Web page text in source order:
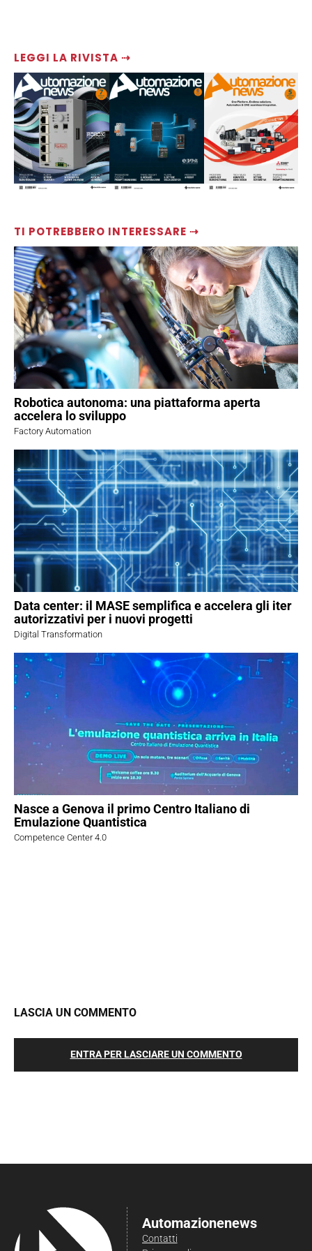
LEGGI LA RIVISTA ⇢
TI POTREBBERO INTERESSARE ⇢
Robotica autonoma: una piattaforma aperta
accelera lo sviluppo
Factory Automation
Data center: il MASE semplifica e accelera gli iter
autorizzativi per i nuovi progetti
Digital Transformation
Nasce a Genova il primo Centro Italiano di
Emulazione Quantistica
Competence Center 4.0
LASCIA UN COMMENTO
ENTRA PER LASCIARE UN COMMENTO
Automazionenews
Contatti